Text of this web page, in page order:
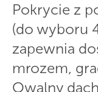
Pokrycie z
(do wyboru
zapewnia
mrozem,
Owalny